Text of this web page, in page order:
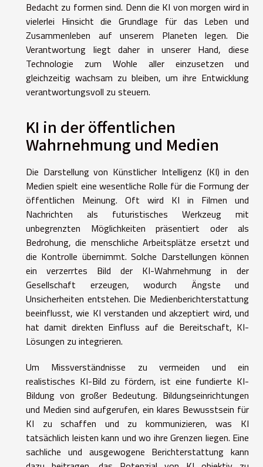
Bedacht zu formen sind. Denn die KI von morgen wird in
vielerlei Hinsicht die Grundlage für das Leben und
Zusammenleben auf unserem Planeten legen. Die
Verantwortung liegt daher in unserer Hand, diese
Technologie zum Wohle aller einzusetzen und
gleichzeitig wachsam zu bleiben, um ihre Entwicklung
verantwortungsvoll zu steuern.
KI in der öffentlichen
Wahrnehmung und Medien
Die Darstellung von Künstlicher Intelligenz (KI) in den
Medien spielt eine wesentliche Rolle für die Formung der
öffentlichen Meinung. Oft wird KI in Filmen und
Nachrichten als futuristisches Werkzeug mit
unbegrenzten Möglichkeiten präsentiert oder als
Bedrohung, die menschliche Arbeitsplätze ersetzt und
die Kontrolle übernimmt. Solche Darstellungen können
ein verzerrtes Bild der KI-Wahrnehmung in der
Gesellschaft erzeugen, wodurch Ängste und
Unsicherheiten entstehen. Die Medienberichterstattung
beeinflusst, wie KI verstanden und akzeptiert wird, und
hat damit direkten Einfluss auf die Bereitschaft, KI-
Lösungen zu integrieren.
Um Missverständnisse zu vermeiden und ein
realistisches KI-Bild zu fördern, ist eine fundierte KI-
Bildung von großer Bedeutung. Bildungseinrichtungen
und Medien sind aufgerufen, ein klares Bewusstsein für
KI zu schaffen und zu kommunizieren, was KI
tatsächlich leisten kann und wo ihre Grenzen liegen. Eine
sachliche und ausgewogene Berichterstattung kann